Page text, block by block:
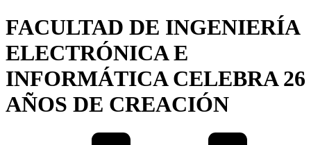
FACULTAD DE INGENIERÍA
ELECTRÓNICA E
INFORMÁTICA CELEBRA 26
AÑOS DE CREACIÓN